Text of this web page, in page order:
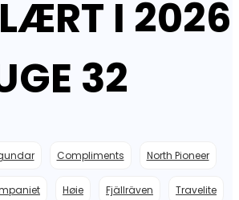
I 2026
32
Compliments North Pioneer
Høie Fjällräven Travelite